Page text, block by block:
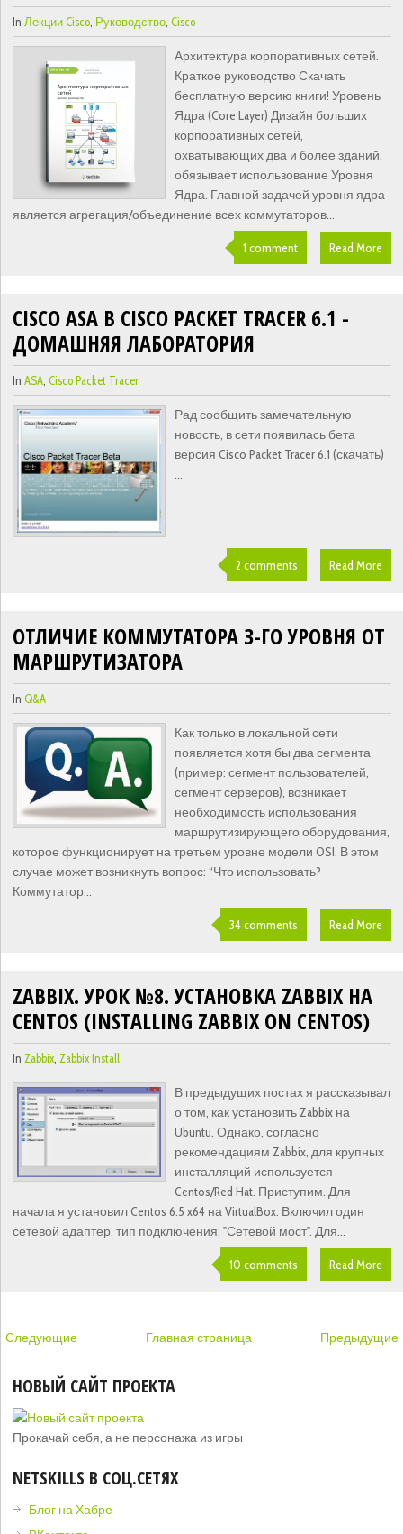
In Лекции Cisco Руководство ,Cisco
Архитектура корпоративных сетей.
Краткое руководство Скачать
бесплатную версию книги! Уровень
Ядра (Core Layer) Дизайн больших
корпоративных сетей,
охватывающих два и более зданий,
обязывает использование Уровня
Ядра. Главной задачей уровня ядра
является агрегация/объединение всех коммутаторов...
1 comment Read More
CISCO ASA В CISCO PACKET TRACER 6.1 -
ДОМАШНЯЯ ЛАБОРАТОРИЯ
InASA,Cisco Packet Tracer
Рад сообщить замечательную
новость, в сети появилась бета
версия Cisco Packet Tracer 6.1 (скачать)
...
2 comments Read More
ОТЛИЧИЕ КОММУТАТОРА 3-ГО УРОВНЯ ОТ
МАРШРУТИЗАТОРА
InQ&A
Как только в локальной сети
появляется хотя бы два сегмента
(пример: сегмент пользователей,
сегмент серверов), возникает
необходимость использования
маршрутизирующего оборудования,
которое функционирует на третьем уровне модели OSI. В этом
случае может возникнуть вопрос: “Что использовать?
Коммутатор...
34 comments Read More
ZABBIX. УРОК №8. УСТАНОВКА ZABBIX НА
CENTOS (INSTALLING ZABBIX ON CENTOS)
In Zabbix Zabbix Install
В предыдущих постах я рассказывал
о том, как установить Zabbix на
Ubuntu. Однако, согласно
рекомендациям Zabbix, для крупных
инсталляций используется
Centos/Red Hat. Приступим. Для
начала я установил Centos 6.5 x64 на VirtualBox. Включил один
сетевой адаптер, тип подключения: "Сетевой мост". Для...
10 comments Read More
Следующие Предыдущие
Главная страница
НОВЫЙ САЙТ ПРОЕКТА
Прокачай себя, а не персонажа из игры
NETSKILLS В СОЦ.СЕТЯХ
Блог на Хабре